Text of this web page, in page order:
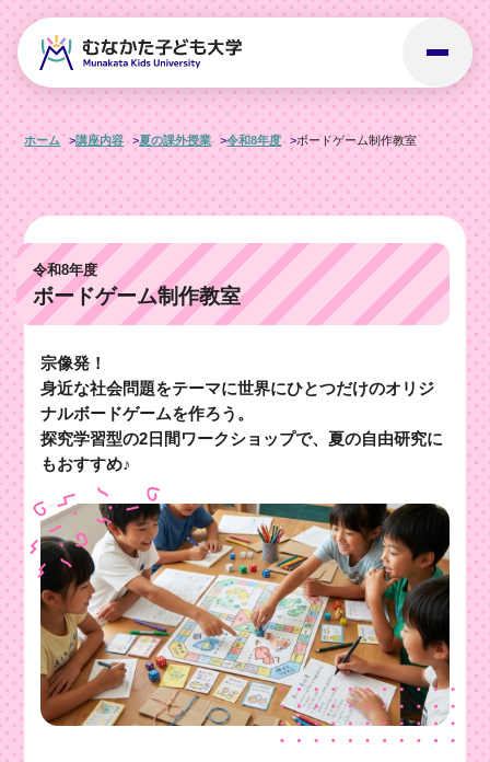
ホーム 講座内容 夏の課外授業 令和8年度 ボードゲーム制作教室
令和8年度
ボードゲーム制作教室
宗像発！
身近な社会問題をテーマに世界にひとつだけのオリジ
ナルボードゲームを作ろう。
探究学習型の2日間ワークショップで、夏の自由研究に
もおすすめ♪